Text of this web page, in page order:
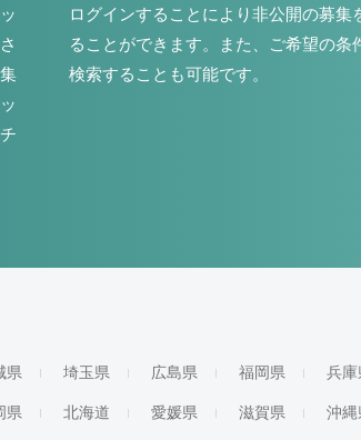
ログインすることにより非公開の募集
ることができます。また、ご希望の条
検索することも可能です。
県 埼玉県 広島県 福岡県 兵庫
県 北海道 愛媛県 滋賀県 沖縄